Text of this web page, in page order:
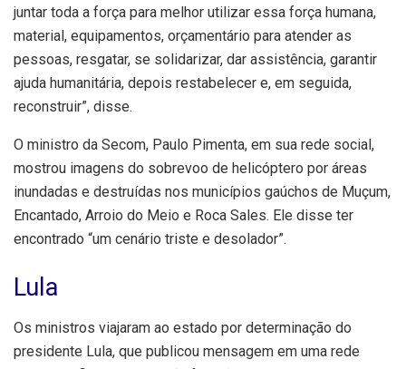
juntar toda a força para melhor utilizar essa força humana,
material, equipamentos, orçamentário para atender as
pessoas, resgatar, se solidarizar, dar assistência, garantir
ajuda humanitária, depois restabelecer e, em seguida,
reconstruir”, disse.
O ministro da Secom, Paulo Pimenta, em sua rede social,
mostrou imagens do sobrevoo de helicóptero por áreas
inundadas e destruídas nos municípios gaúchos de Muçum,
Encantado, Arroio do Meio e Roca Sales. Ele disse ter
encontrado “um cenário triste e desolador”.
Lula
Os ministros viajaram ao estado por determinação do
presidente Lula, que publicou mensagem em uma rede